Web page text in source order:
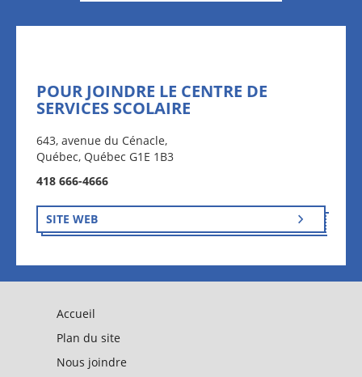
POUR JOINDRE LE CENTRE DE
SERVICES SCOLAIRE
643, avenue du Cénacle,
Québec, Québec G1E 1B3
418 666-4666
SITE WEB
Accueil
Plan du site
Nous joindre